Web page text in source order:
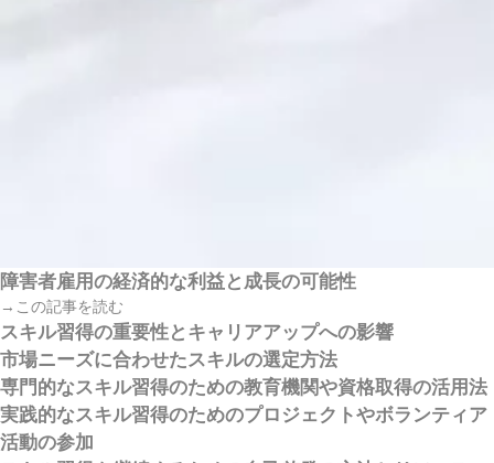
障害者雇用の経済的な利益と成長の可能性
→この記事を読む
スキル習得の重要性とキャリアアップへの影響
市場ニーズに合わせたスキルの選定方法
専門的なスキル習得のための教育機関や資格取得の活用法
実践的なスキル習得のためのプロジェクトやボランティア
活動の参加